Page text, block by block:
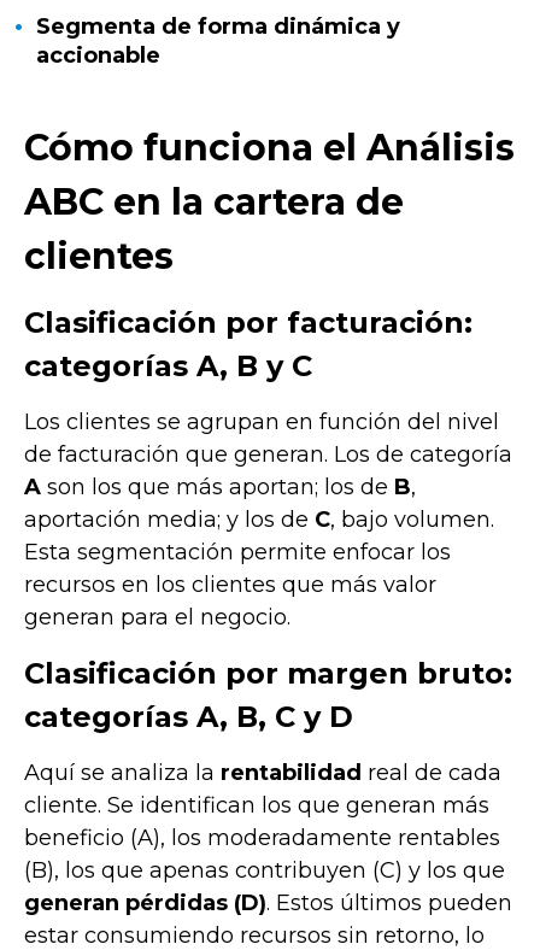
Segmenta de forma dinámica y
accionable
Cómo funciona el Análisis
ABC en la cartera de
clientes
Clasificación por facturación:
categorías A, B y C
Los clientes se agrupan en función del nivel
de facturación que generan. Los de categoría
A son los que más aportan; los de B,
aportación media; y los de C, bajo volumen.
Esta segmentación permite enfocar los
recursos en los clientes que más valor
generan para el negocio.
Clasificación por margen bruto:
categorías A, B, C y D
Aquí se analiza la rentabilidad real de cada
cliente. Se identifican los que generan más
beneficio (A), los moderadamente rentables
(B), los que apenas contribuyen (C) y los que
generan pérdidas (D). Estos últimos pueden
estar consumiendo recursos sin retorno, lo